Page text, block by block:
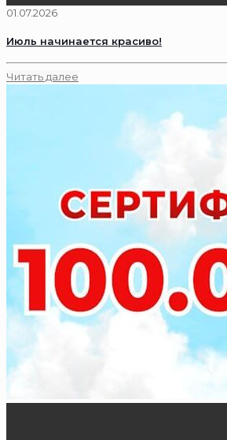
01.07.2026
Июль начинается красиво!
Читать далее